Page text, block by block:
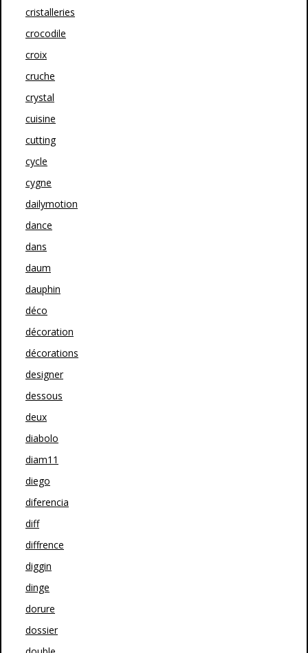
cristalleries
crocodile
croix
cruche
crystal
cuisine
cutting
cycle
cygne
dailymotion
dance
dans
daum
dauphin
déco
décoration
décorations
designer
dessous
deux
diabolo
diam11
diego
diferencia
diff
diffrence
diggin
dinge
dorure
dossier